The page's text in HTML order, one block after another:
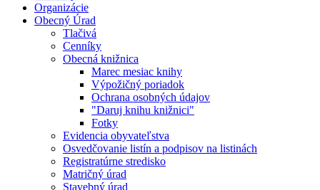
Organizácie
Obecný Úrad
Tlačivá
Cenníky
Obecná knižnica
Marec mesiac knihy
Výpožičný poriadok
Ochrana osobných údajov
"Daruj knihu knižnici"
Fotky
Evidencia obyvateľstva
Osvedčovanie listín a podpisov na listinách
Registratúrne stredisko
Matričný úrad
Stavebný úrad